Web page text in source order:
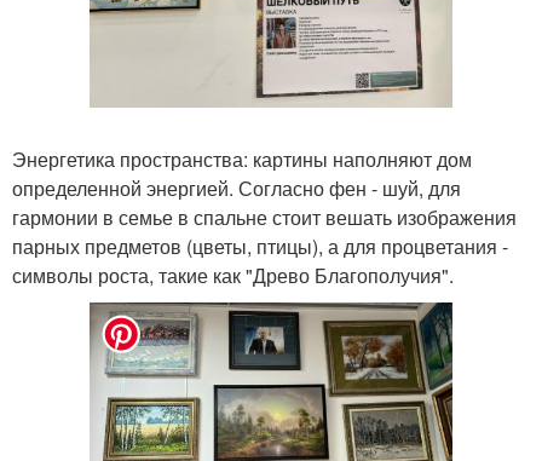
Энергетика пространства: картины наполняют дом
определенной энергией. Согласно фен - шуй, для
гармонии в семье в спальне стоит вешать изображения
парных предметов (цветы, птицы), а для процветания -
символы роста, такие как "Древо Благополучия".